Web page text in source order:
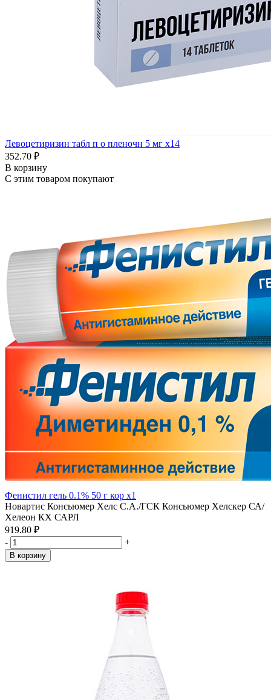
Левоцетиризин табл п о пленочн 5 мг x14
352.70 ₽
В корзину
С этим товаром покупают
Фенистил гель 0.1% 50 г кор x1
Новартис Консьюмер Хелс С.А./ГСК Консьюмер Хелскер СА/
Хелеон КХ САРЛ
919.80 ₽
-
+
В корзину